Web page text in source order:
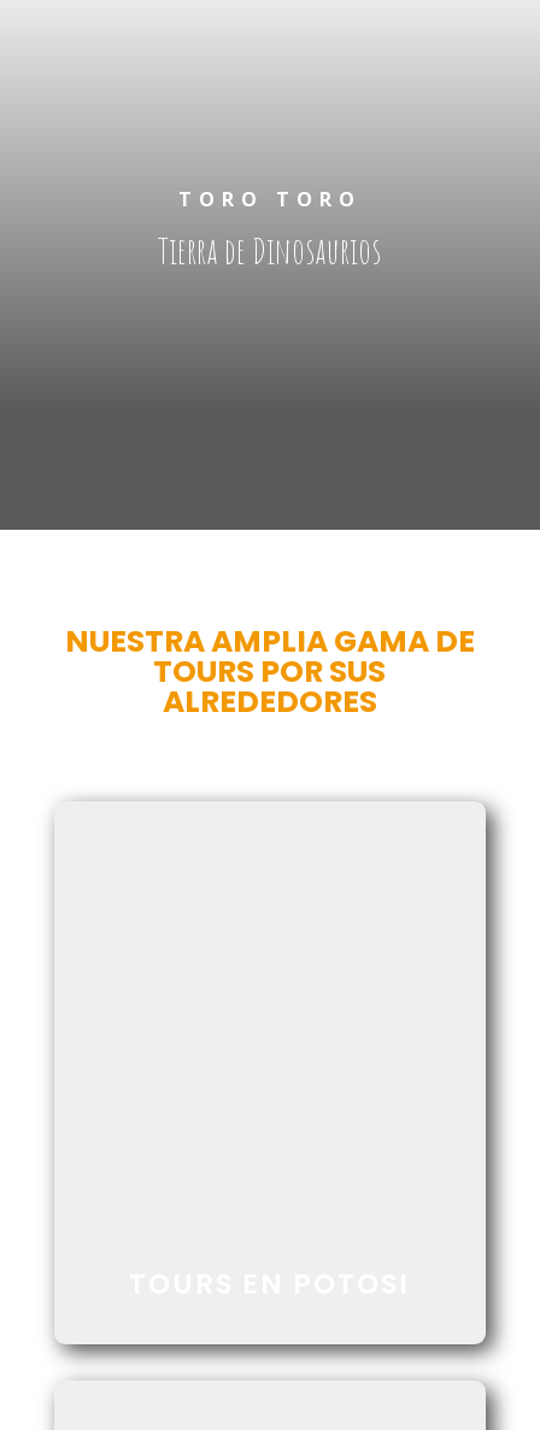
TORO TORO
Tierra de Dinosaurios
NUESTRA AMPLIA GAMA DE
TOURS POR SUS
ALREDEDORES